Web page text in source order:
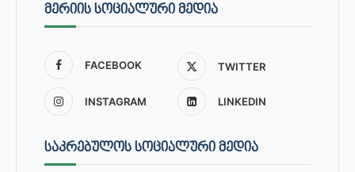
ᲛᲔᲠᲘᲘᲡ ᲡᲝᲪᲘᲐᲚᲣᲠᲘ ᲛᲔᲓᲘᲐ
FACEBOOK TWITTER
INSTAGRAM LINKEDIN
ᲡᲐᲙᲠᲔᲑᲣᲚᲝᲡ ᲡᲝᲪᲘᲐᲚᲣᲠᲘ ᲛᲔᲓᲘᲐ